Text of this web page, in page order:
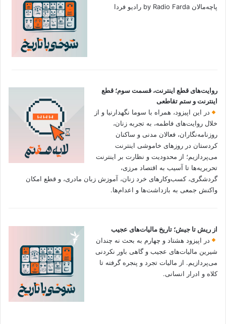
پاچه‌مالان by Radio Farda رادیو فردا
روایت‌های قطع اینترنت، قسمت سوم؛ قطع
اینترنت و ستم تقاطعی
در این اپیزود، همراه با سوما نگهدارنیا و از
خلال روایت‌های فاطمه، به تجربه زنان،
روزنامه‌نگاران، فعالان مدنی و ساکنان
کردستان در روزهای خاموشی اینترنت
می‌پردازیم؛ از محدودیت و نظارت بر اینترنت
تحریریه‌ها تا آسیب به اقتصاد مرزی،
گردشگری، کسب‌وکارهای خرد زنان، آموزش زبان مادری، و قطع امکان
واکنش جمعی به بازداشت‌ها و اعدام‌ها.
از ریش تا جیش؛ تاریخ مالیات‌های عجیب
در اپیزود هشتاد و چهارم به بحث نه چندان
شیرین مالیات‌های عجیب و گاهی باور نکردنی‌
می‌پردازیم. از مالیات تجرد و پنجره گرفته تا
کلاه و ادرار انسانی.